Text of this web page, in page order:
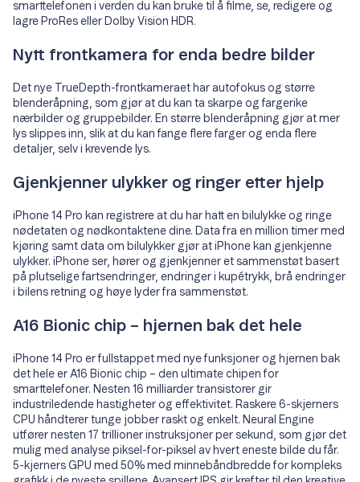
smarttelefonen i verden du kan bruke til å filme, se, redigere og
lagre ProRes eller Dolby Vision HDR.
Nytt frontkamera for enda bedre bilder
Det nye TrueDepth-frontkameraet har autofokus og større
blenderåpning, som gjør at du kan ta skarpe og fargerike
nærbilder og gruppebilder. En større blenderåpning gjør at mer
lys slippes inn, slik at du kan fange flere farger og enda flere
detaljer, selv i krevende lys.
Gjenkjenner ulykker og ringer etter hjelp
iPhone 14 Pro kan registrere at du har hatt en bilulykke og ringe
nødetaten og nødkontaktene dine. Data fra en million timer med
kjøring samt data om bilulykker gjør at iPhone kan gjenkjenne
ulykker. iPhone ser, hører og gjenkjenner et sammenstøt basert
på plutselige fartsendringer, endringer i kupétrykk, brå endringer
i bilens retning og høye lyder fra sammenstøt.
A16 Bionic chip – hjernen bak det hele
iPhone 14 Pro er fullstappet med nye funksjoner og hjernen bak
det hele er A16 Bionic chip – den ultimate chipen for
smarttelefoner. Nesten 16 milliarder transistorer gir
industriledende hastigheter og effektivitet. Raskere 6-skjerners
CPU håndterer tunge jobber raskt og enkelt. Neural Engine
utfører nesten 17 trillioner instruksjoner per sekund, som gjør det
mulig med analyse piksel-for-piksel av hvert eneste bilde du får.
5-kjerners GPU med 50% med minnebåndbredde for kompleks